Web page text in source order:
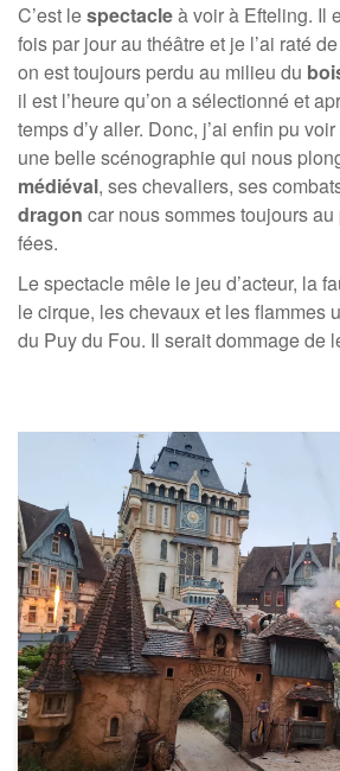
C’est lespectacleà voir à Efteling. Il
fois par jour au théâtre et je l’ai raté
on est toujours perdu au milieu du
il est l’heure qu’on a sélectionné et
temps d’y aller. Donc, j’ai enfin pu
une belle scénographie qui nous
médiéval, ses chevaliers, ses
dragon car nous sommes toujours
fées.
Le spectacle mêle le jeu d’acteur, la
le cirque, les chevaux et les flammes
du Puy du Fou. Il serait dommage de